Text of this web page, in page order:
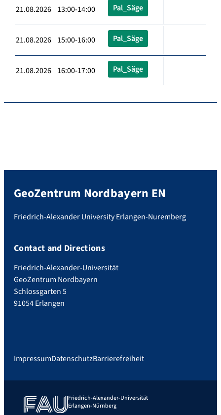
21.08.2026 13:00-14:00 Pal_Säge
21.08.2026 15:00-16:00 Pal_Säge
21.08.2026 16:00-17:00 Pal_Säge
GeoZentrum Nordbayern EN
Friedrich-Alexander University Erlangen-Nuremberg
Contact and Directions
Friedrich-Alexander-Universität
GeoZentrum Nordbayern
Schlossgarten 5
91054 Erlangen
ImpressumDatenschutzBarrierefreiheit
Friedrich-Alexander-Universität
Erlangen-Nürnberg